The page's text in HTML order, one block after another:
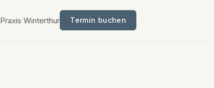
Praxis Winterthur Termin buchen